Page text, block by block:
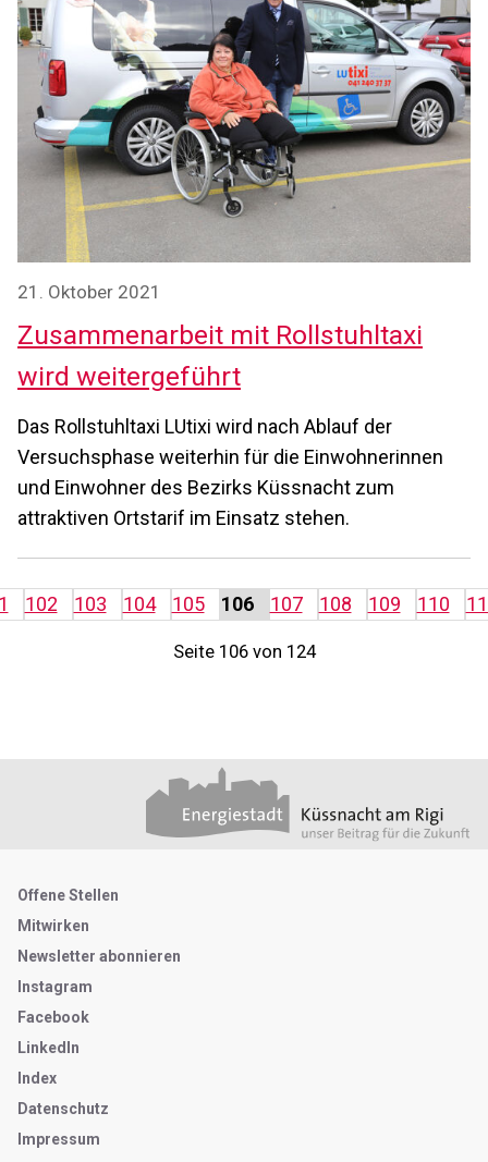
21. Oktober 2021
Zusammenarbeit mit Rollstuhltaxi
wird weitergeführt
Das Rollstuhltaxi LUtixi wird nach Ablauf der
Versuchsphase weiterhin für die Einwohnerinnen
und Einwohner des Bezirks Küssnacht zum
attraktiven Ortstarif im Einsatz stehen.
102 103 104 105 106 107 108 109 110
Seite 106 von 124
Metanavigation
Offene Stellen
Mitwirken
Newsletter abonnieren
Instagram
Facebook
LinkedIn
Index
Datenschutz
Impressum